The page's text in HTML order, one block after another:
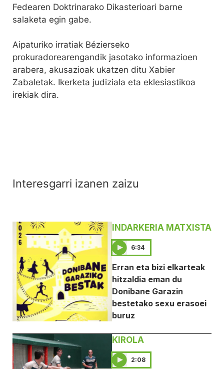
Fedearen Doktrinarako Dikasterioari barne
salaketa egin gabe.
Aipaturiko irratiak Bézierseko
prokuradorearengandik jasotako informazioen
arabera, akusazioak ukatzen ditu Xabier
Zabaletak. Ikerketa judiziala eta eklesiastikoa
irekiak dira.
Interesgarri izanen zaizu
INDARKERIA MATXISTA
6:34
Erran eta bizi elkarteak
hitzaldia eman du
Donibane Garazin
bestetako sexu erasoei
buruz
KIROLA
2:08